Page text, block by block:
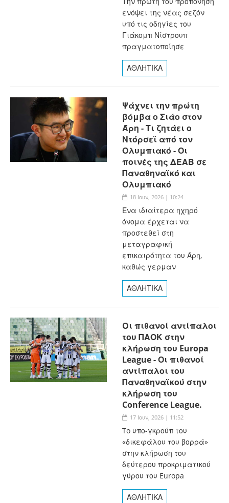
ενόψει της νέας σεζόν
υπό τις οδηγίες του
Γιάκομπ Νίστρουπ
πραγματοποίησε
ΑΘΛΗΤΙΚΑ
Ψάχνει την πρώτη
βόμβα ο Σιάο στον
Άρη - Τι ζητάει ο
Ντόρσεϊ από τον
Ολυμπιακό - Οι
ποινές της ΔΕΑΒ σε
Παναθηναϊκό και
Ολυμπιακό
18 Ιουν, 2026 | 10:24
Ένα ιδιαίτερα ηχηρό
όνομα έρχεται να
προστεθεί στη
μεταγραφική
επικαιρότητα του Άρη,
καθώς γερμαν
ΑΘΛΗΤΙΚΑ
Oι πιθανοί αντίπαλοι
του ΠΑΟΚ στην
κλήρωση του Europa
League - Οι πιθανοί
αντίπαλοι του
Παναθηναϊκού στην
κλήρωση του
Conference League.
17 Ιουν, 2026 | 11:52
To υπο-γκρούπ του
«δικεφάλου του βορρά»
στην κλήρωση του
δεύτερου προκριματικού
γύρου του Europa
ΑΘΛΗΤΙΚΑ